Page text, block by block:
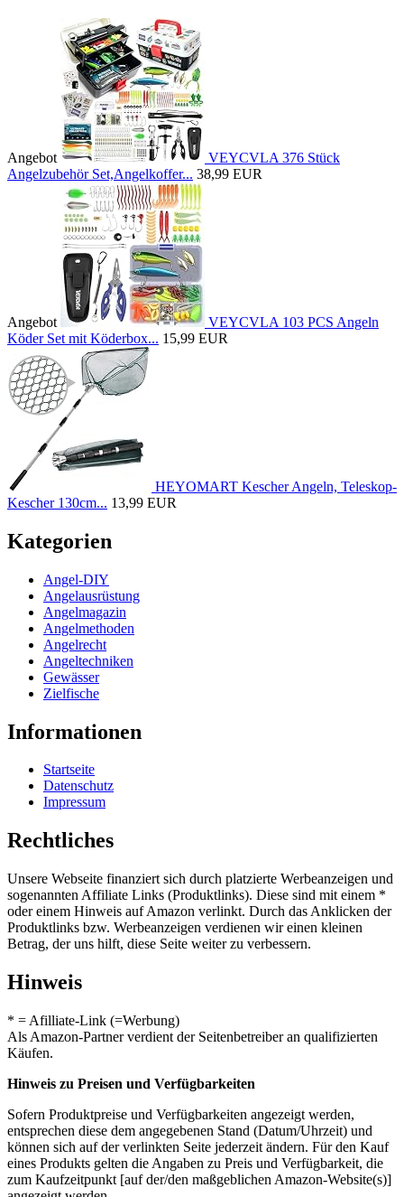
Angebot
VEYCVLA 376 Stück
Angelzubehör Set,Angelkoffer... 38,99 EUR
Angebot
VEYCVLA 103 PCS Angeln
Köder Set mit Köderbox... 15,99 EUR
HEYOMART Kescher Angeln, Teleskop-
Kescher 130cm... 13,99 EUR
Kategorien
Angel-DIY
Angelausrüstung
Angelmagazin
Angelmethoden
Angelrecht
Angeltechniken
Gewässer
Zielfische
Informationen
Startseite
Datenschutz
Impressum
Rechtliches
Unsere Webseite finanziert sich durch platzierte Werbeanzeigen und
sogenannten Affiliate Links (Produktlinks). Diese sind mit einem *
oder einem Hinweis auf Amazon verlinkt. Durch das Anklicken der
Produktlinks bzw. Werbeanzeigen verdienen wir einen kleinen
Betrag, der uns hilft, diese Seite weiter zu verbessern.
Hinweis
* = Afilliate-Link (=Werbung)
Als Amazon-Partner verdient der Seitenbetreiber an qualifizierten
Käufen.
Hinweis zu Preisen und Verfügbarkeiten
Sofern Produktpreise und Verfügbarkeiten angezeigt werden,
entsprechen diese dem angegebenen Stand (Datum/Uhrzeit) und
können sich auf der verlinkten Seite jederzeit ändern. Für den Kauf
eines Produkts gelten die Angaben zu Preis und Verfügbarkeit, die
zum Kaufzeitpunkt [auf der/den maßgeblichen Amazon-Website(s)]